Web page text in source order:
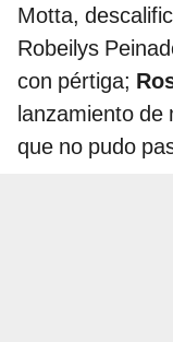
Motta,
Robeilys
con pértiga;
lanzamiento de
que no pudo